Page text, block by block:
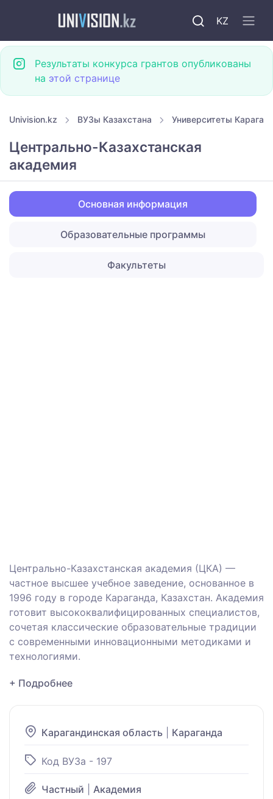
KZ
Результаты конкурса грантов опубликованы
на этой странице
Univision.kz ВУЗы Казахстана Университеты
Центрально-Казахстанская
академия
Основная информация
Образовательные программы
Факультеты
Центрально-Казахстанская академия (ЦКА) —
частное высшее учебное заведение, основанное в
1996 году в городе Караганда, Казахстан. Академия
готовит высококвалифицированных специалистов,
сочетая классические образовательные традиции
с современными инновационными методиками и
технологиями.
+ Подробнее
Карагандинская область Караганда
Код ВУЗа - 197
Частный Академия